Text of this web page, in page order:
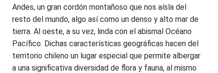
Andes, un gran cordón montañoso que nos aísla del
resto del mundo, algo así como un denso y alto mar de
tierra. Al oeste, a su vez, linda con el abismal Océano
Pacífico. Dichas características geográficas hacen del
territorio chileno un lugar especial que permite albergar
a una significativa diversidad de flora y fauna, al mismo